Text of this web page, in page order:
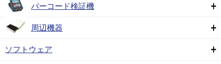
バーコード検証機
周辺機器
ソフトウェア